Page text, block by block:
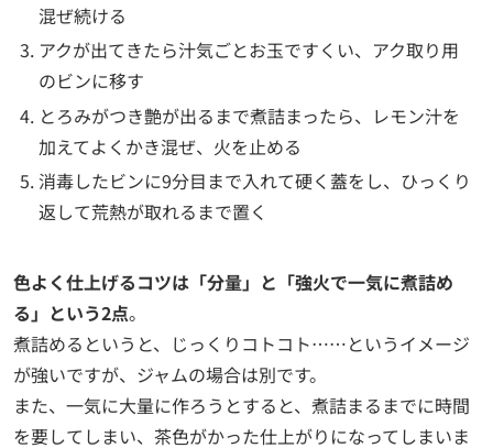
混ぜ続ける
アクが出てきたら汁気ごとお玉ですくい、アク取り用
のビンに移す
とろみがつき艶が出るまで煮詰まったら、レモン汁を
加えてよくかき混ぜ、火を止める
消毒したビンに9分目まで入れて硬く蓋をし、ひっくり
返して荒熱が取れるまで置く
色よく仕上げるコツは「分量」と「強火で一気に煮詰め
る」という2点。
煮詰めるというと、じっくりコトコト……というイメージ
が強いですが、ジャムの場合は別です。
また、一気に大量に作ろうとすると、煮詰まるまでに時間
を要してしまい、茶色がかった仕上がりになってしまいま